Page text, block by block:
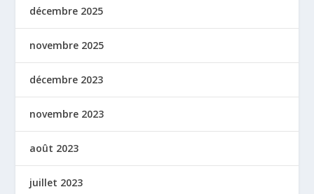
décembre 2025
novembre 2025
décembre 2023
novembre 2023
août 2023
juillet 2023